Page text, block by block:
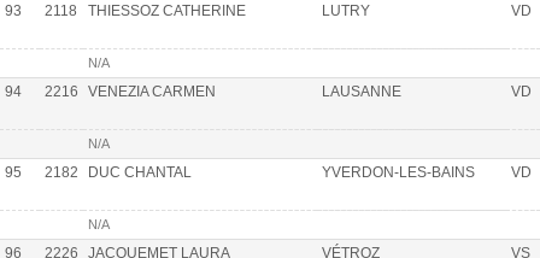
93 2118 THIESSOZ CATHERINE LUTRY VD
N/A
94 2216 VENEZIA CARMEN LAUSANNE VD
N/A
95 2182 DUC CHANTAL YVERDON-LES-BAINS VD
N/A
96 2226 JACQUEMET LAURA VÉTROZ VS